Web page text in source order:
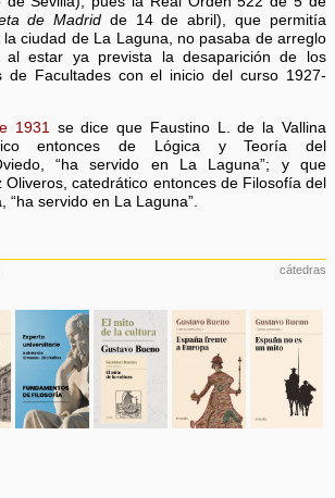
de Madrid de 14 de abril), que permitía
ciudad de La Laguna, no pasaba de arreglo
al estar ya prevista la desaparición de los
de Facultades con el inicio del curso 1927-
1931
se dice que Faustino L. de la Vallina
entonces de Lógica y Teoría del
“ha servido en La Laguna”; y que
Oliveros, catedrático entonces de Filosofía del
“ha servido en La Laguna”.
cátedras